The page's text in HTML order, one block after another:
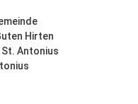
Hirten
Antonius